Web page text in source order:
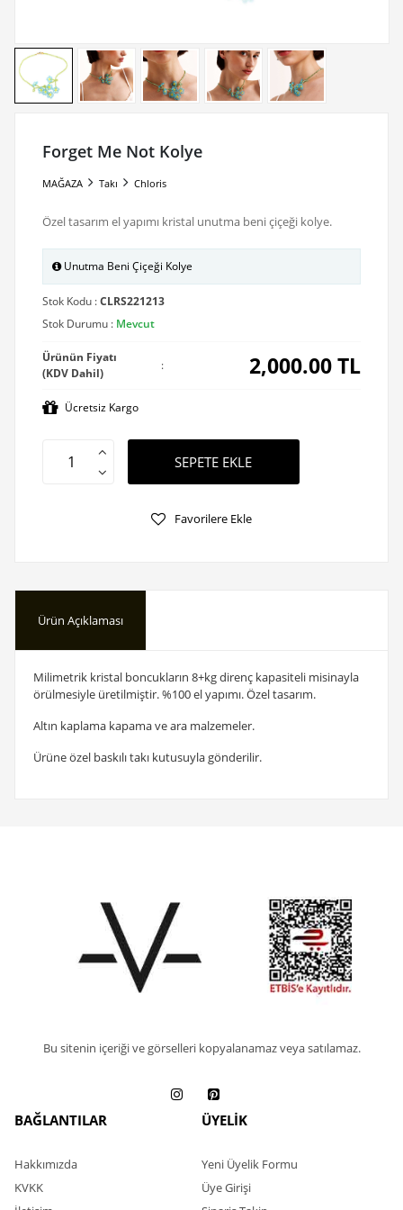
Forget Me Not Kolye
MAĞAZA Takı Chloris
Özel tasarım el yapımı kristal unutma beni çiçeği kolye.
Unutma Beni Çiçeği Kolye
Stok Kodu :CLRS221213
Stok Durumu : Mevcut
Ürünün Fiyatı
(KDV Dahil)
: 2,000.00TL
Ücretsiz Kargo
SEPETE EKLE
Favorilere Ekle
Ürün Açıklaması
Milimetrik kristal boncukların 8+kg direnç kapasiteli misinayla
örülmesiyle üretilmiştir. %100 el yapımı. Özel tasarım.
Altın kaplama kapama ve ara malzemeler.
Ürüne özel baskılı takı kutusuyla gönderilir.
Bu sitenin içeriği ve görselleri kopyalanamaz veya satılamaz.
BAĞLANTILAR
Hakkımızda
KVKK
ÜYELİK
Yeni Üyelik Formu
Üye Girişi